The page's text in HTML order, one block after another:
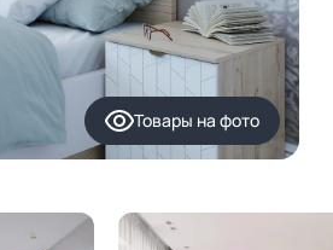
Товары на фото